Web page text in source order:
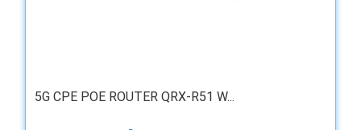
5G CPE POE ROUTER QRX-R51 W...